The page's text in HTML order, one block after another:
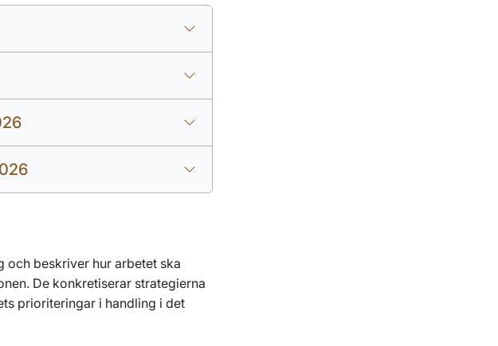
och beskriver hur arbetet ska
De konkretiserar strategierna
prioriteringar i handling i det